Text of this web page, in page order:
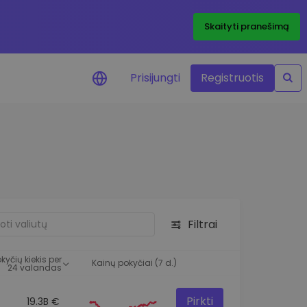
Skaityti pranešimą
Prisijungti Registruotis
Filtrai
kiekis per
24 valandas Kainų pokyčiai (7 d.)
19.3B € Pirkti